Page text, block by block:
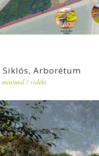
Siklós, Arborétum
minimal/vidéki